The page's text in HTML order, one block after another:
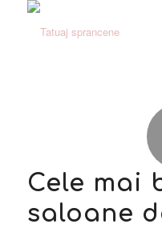
Cele mai
saloane